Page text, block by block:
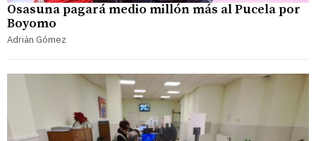
Osasuna pagará medio millón más al Pucela por
Boyomo
Adrián Gómez